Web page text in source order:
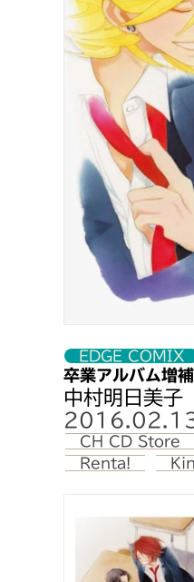
福岡県
丸善
EDGE COMIX
卒業アルバム増
中村明日美子
CH CD Store
Renta!